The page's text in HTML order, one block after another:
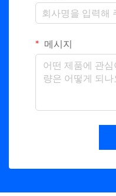
메시지